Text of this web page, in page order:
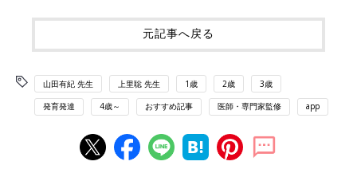
元記事へ戻る
山田有紀 先生 上里聡 先生 1歳 2歳 3歳
発育発達 4歳～ おすすめ記事 医師・専門家監修 app